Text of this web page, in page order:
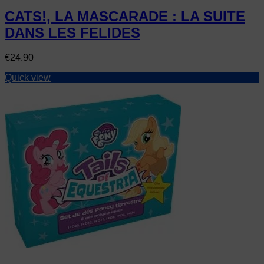
CATS!, LA MASCARADE : LA SUITE
DANS LES FELIDES
Price
€24.90
Quick view